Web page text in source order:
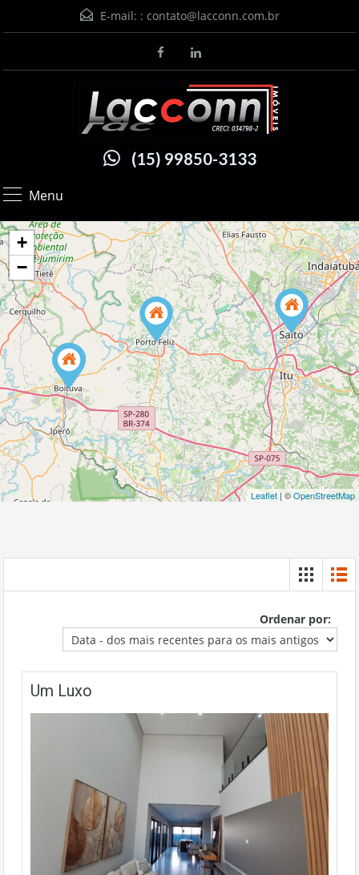
E-mail: : contato@lacconn.com.br
(15) 99850-3133
Menu
+
−
Leaflet | ©OpenStreetMap
Ordenar por:
Um Luxo